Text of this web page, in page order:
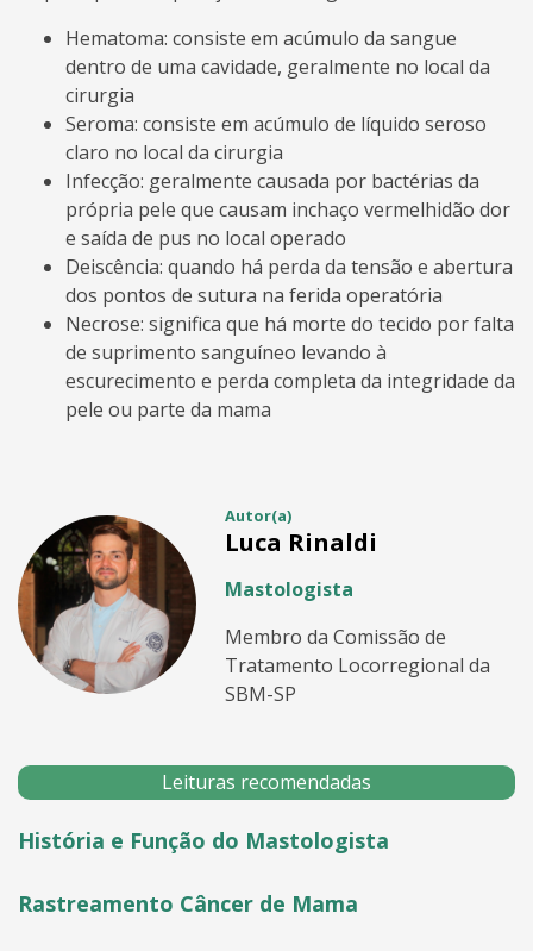
Hematoma: consiste em acúmulo da sangue
dentro de uma cavidade, geralmente no local da
cirurgia
Seroma: consiste em acúmulo de líquido seroso
claro no local da cirurgia
Infecção: geralmente causada por bactérias da
própria pele que causam inchaço vermelhidão dor
e saída de pus no local operado
Deiscência: quando há perda da tensão e abertura
dos pontos de sutura na ferida operatória
Necrose: significa que há morte do tecido por falta
de suprimento sanguíneo levando à
escurecimento e perda completa da integridade da
pele ou parte da mama
Autor(a)
Luca Rinaldi
Mastologista
Membro da Comissão de
Tratamento Locorregional da
SBM-SP
Leituras recomendadas
História e Função do Mastologista
Rastreamento Câncer de Mama